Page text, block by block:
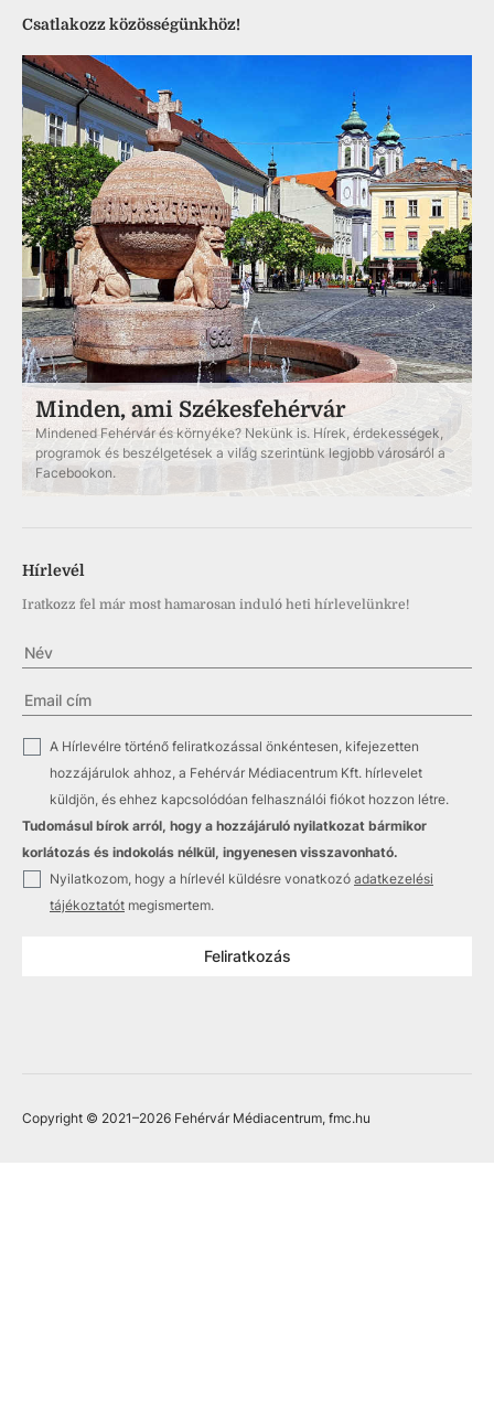
Csatlakozz közösségünkhöz!
Minden, ami Székesfehérvár
Mindened Fehérvár és környéke? Nekünk is. Hírek, érdekességek,
programok és beszélgetések a világ szerintünk legjobb városáról a
Facebookon.
Hírlevél
Iratkozz fel már most hamarosan induló heti hírlevelünkre!
A Hírlevélre történő feliratkozással önkéntesen, kifejezetten
hozzájárulok ahhoz, a Fehérvár Médiacentrum Kft. hírlevelet
küldjön, és ehhez kapcsolódóan felhasználói fiókot hozzon létre.
Tudomásul bírok arról, hogy a hozzájáruló nyilatkozat bármikor
korlátozás és indokolás nélkül, ingyenesen visszavonható.
Nyilatkozom, hogy a hírlevél küldésre vonatkozó adatkezelési
tájékoztatót megismertem.
Feliratkozás
Copyright © 2021–2026 Fehérvár Médiacentrum, fmc.hu